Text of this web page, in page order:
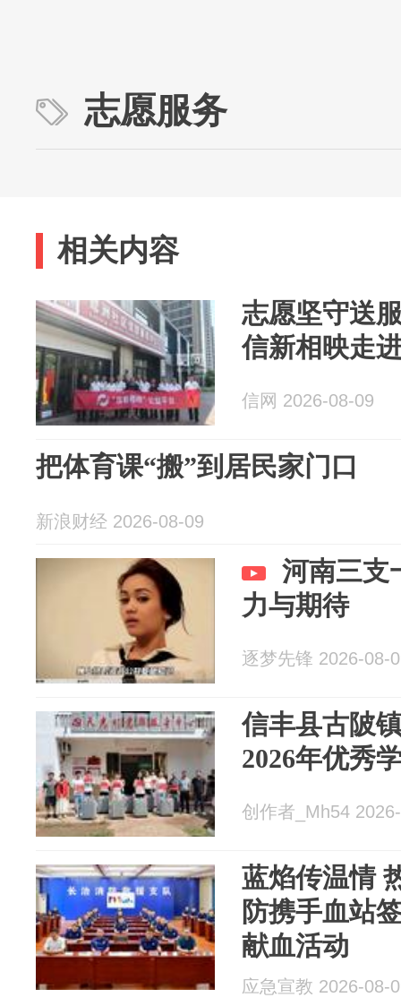
志愿服务
相关内容
志愿坚守送
信新相映走
信网 2026-08-09
把体育课“搬”到居民家门口
新浪财经 2026-08-09
河南三支
力与期待
逐梦先锋 2026-08-
信丰县古陂
2026年优秀
创作者_Mh54
蓝焰传温情
防携手血站
献血活动
应急宣教 2026-08-